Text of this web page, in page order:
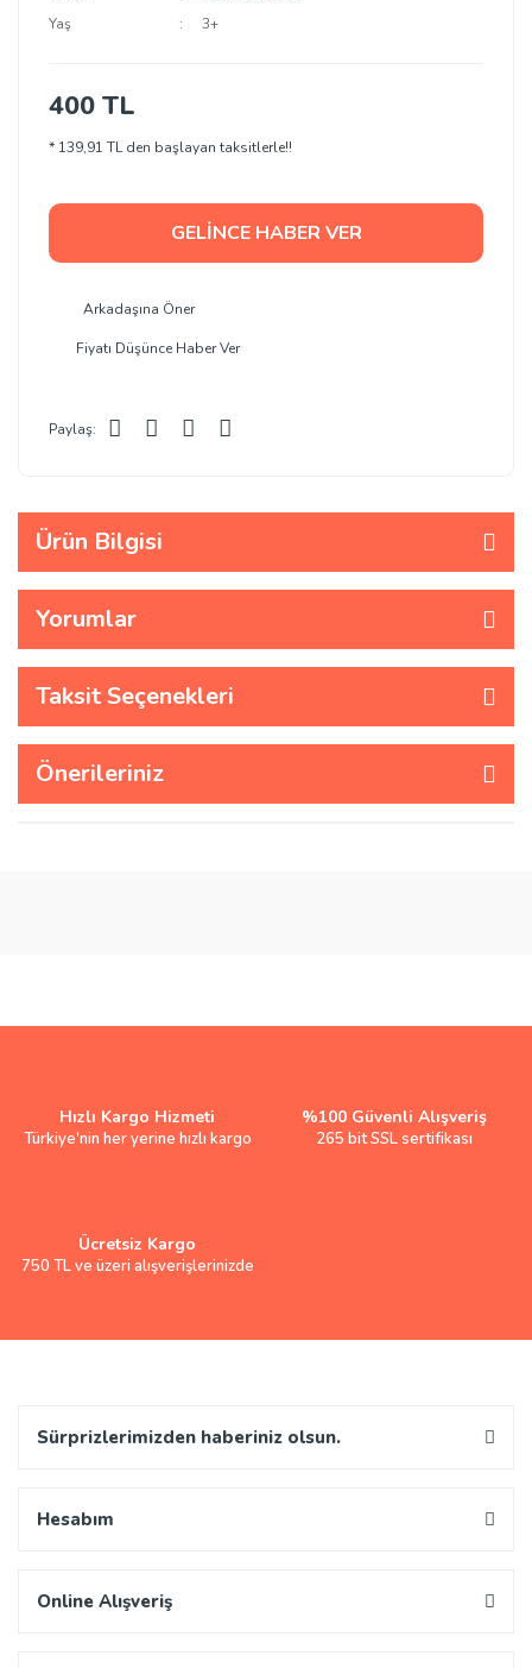
Yaş
3+
400 TL
* 139,91 TL den başlayan taksitlerle!!
GELİNCE HABER VER
Arkadaşına Öner
Fiyatı Düşünce Haber Ver
Paylaş:
Ürün Bilgisi
Yorumlar
Taksit Seçenekleri
Önerileriniz
Hızlı Kargo Hizmeti
Türkiye'nin her yerine hızlı kargo
%100 Güvenli Alışveriş
265 bit SSL sertifikası
Ücretsiz Kargo
750 TL ve üzeri alışverişlerinizde
Sürprizlerimizden haberiniz olsun.
Hesabım
Online Alışveriş